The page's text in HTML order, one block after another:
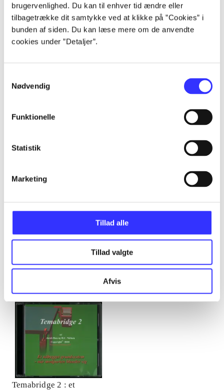
brugervenlighed. Du kan til enhver tid ændre eller
tilbagetrække dit samtykke ved at klikke på ”Cookies” i
bunden af siden. Du kan læse mere om de anvendte
cookies under ”Detaljer”.
Nødvendig
Funktionelle
Statistik
Marketing
Tillad alle
Tillad valgte
Afvis
...
...
...
...
Temabridge 2 : et